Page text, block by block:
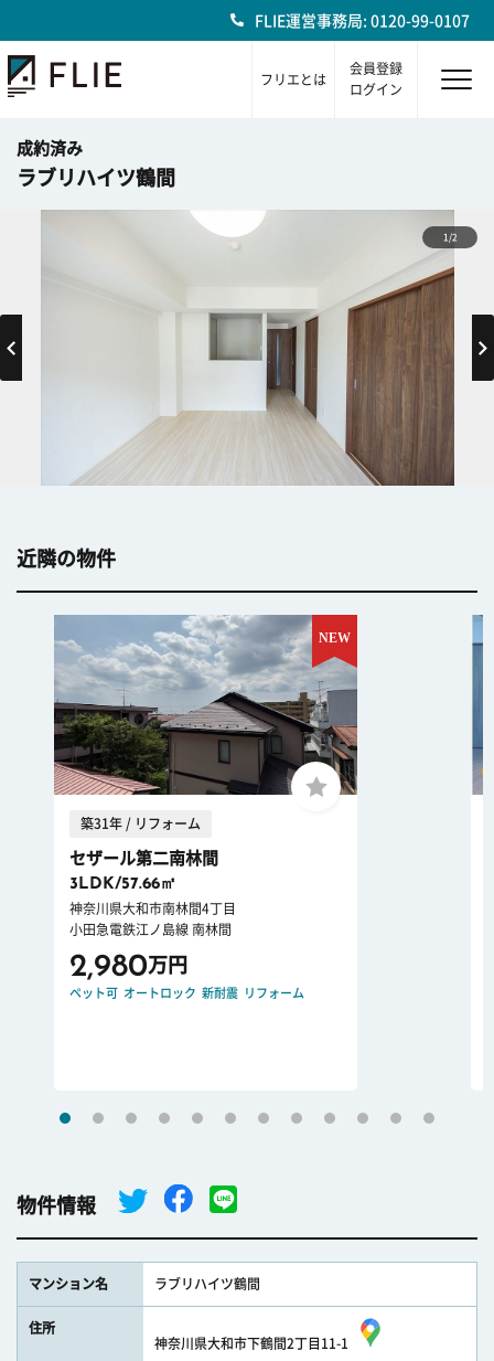
FLIE運営事務局: 0120-99-0107
フリエとは
会員登録
ログイン
成約済み
ラブリハイツ鶴間
1/2
近隣の物件
築31年 / リフォーム
セザール第二南林間
3LDK/57.66㎡
神奈川県大和市南林間4丁目
小田急電鉄江ノ島線 南林間
2,980万円
ペット可 オートロック 新耐震 リフォーム
物件情報
マンション名 ラブリハイツ鶴間
住所
神奈川県大和市下鶴間2丁目11-1